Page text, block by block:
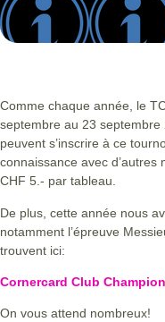
Comme chaque année, le
septembre au 23
peuvent s’inscrire à ce
connaissance avec
CHF 5.- par tableau.
De plus, cette année nous
notamment l’épreuve
trouvent ici:
Cornercard Club
On vous attend nombreux!